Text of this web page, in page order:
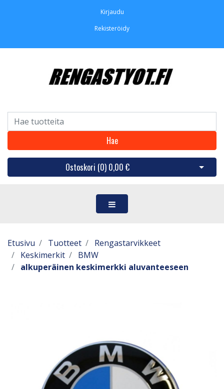
Kirjaudu
Rekisteröidy
Hae
Ostoskori (0) 0,00 € Avaa
Etusivu Tuotteet
Rengastarvikkeet
Keskimerkit
BMW
alkuperäinen keskimerkki aluvanteeseen